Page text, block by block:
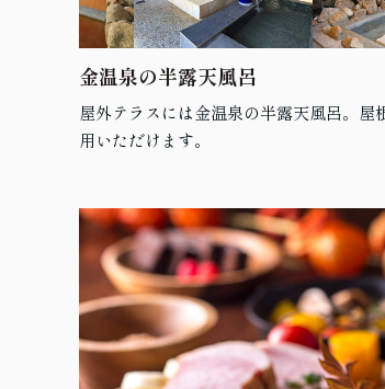
金温泉の半露天風呂
屋外テラスには金温泉の半露天風呂。屋
用いただけます。